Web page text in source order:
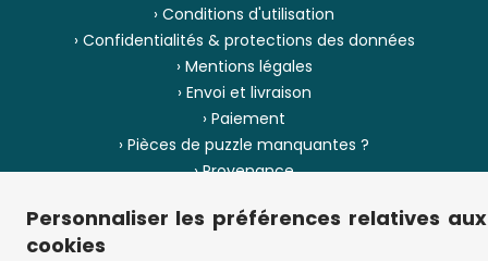
› Conditions d'utilisation
› Confidentialités & protections des données
› Mentions légales
› Envoi et livraison
› Paiement
› Pièces de puzzle manquantes ?
› Provenance
› Plan du site
Personnaliser les préférences relatives aux
cookies